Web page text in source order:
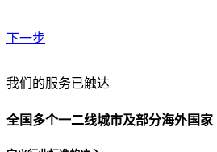
下一步
贵公司预算范围是？
贵公司的团队规模是？
我们的服务已触达
全国多个一二线城市及部分海外国家